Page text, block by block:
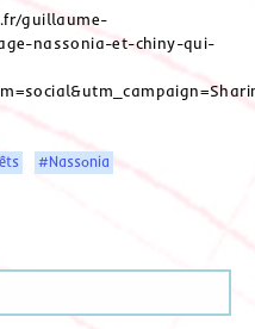
guillaume-
nassonia-et-chiny-qui-
#Nassonia